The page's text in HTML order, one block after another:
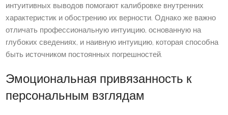
интуитивных выводов помогают калибровке внутренних
характеристик и обострению их верности. Однако же важно
отличать профессиональную интуицию, основанную на
глубоких сведениях, и наивную интуицию, которая способна
быть источником постоянных погрешностей.
Эмоциональная привязанность к
персональным взглядам